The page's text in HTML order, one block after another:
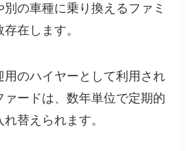
の車種に乗り換えるファミ
在します。
用のハイヤーとして利用され
ァードは、数年単位で定期的
替えられます。